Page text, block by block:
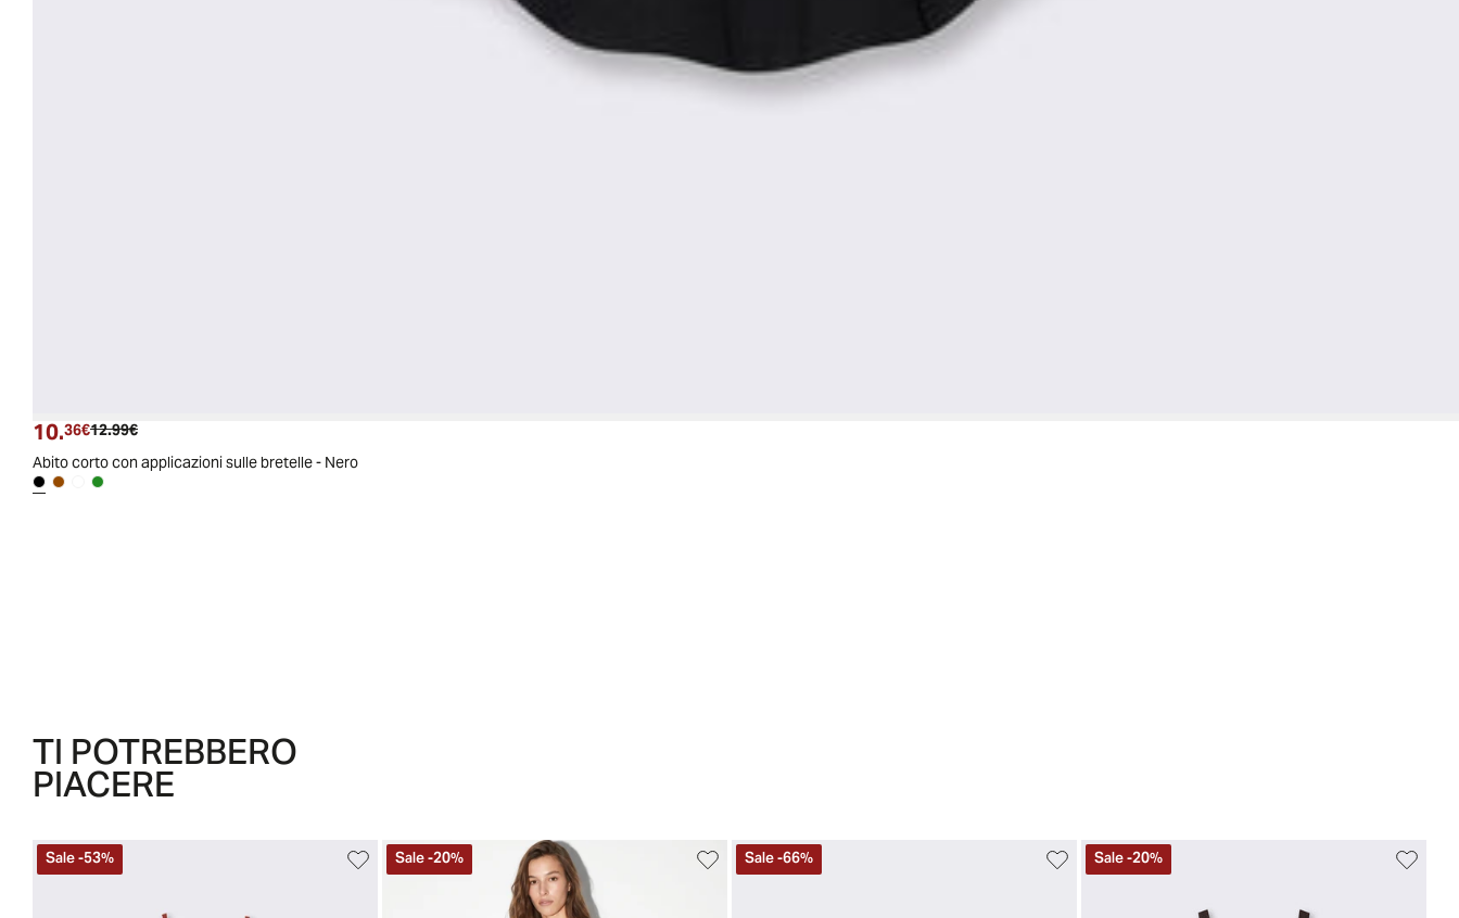
Prezzo attuale
10.36€ Prezzo originale
12.99€
Abito corto con applicazioni sulle bretelle - Nero
TI POTREBBERO
PIACERE
Sale-53% Sale-20% Sale-66% Sale-20%